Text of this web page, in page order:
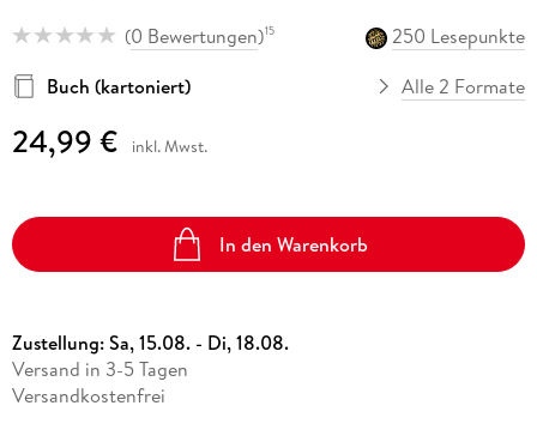
(0 Bewertungen)15
250 Lesepunkte
Buch (kartoniert)
Alle 2 Formate
24,99 € inkl. Mwst.
In den Warenkorb
Zustellung:Sa, 15.08. - Di, 18.08.
Versand in 3-5 Tagen
Versandkostenfrei